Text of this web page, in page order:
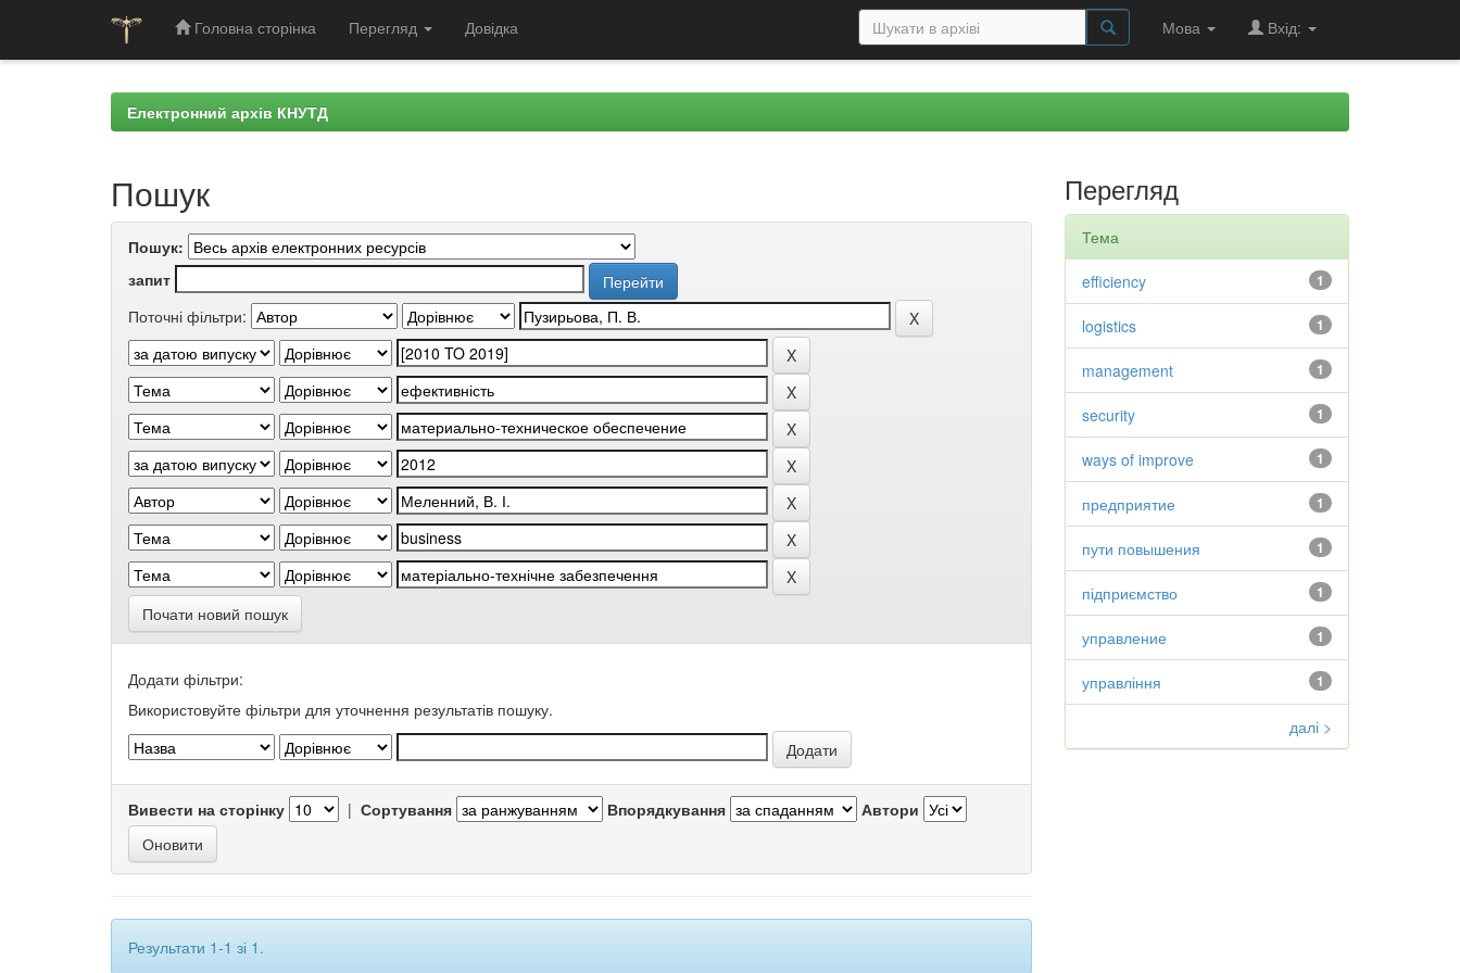
Головна сторінка Перегляд Довідка Мова Вхід:
Електронний архів КНУТД
Пошук
Пошук:
запит
Поточні фільтри:
Почати новий пошук
Додати фільтри:
Використовуйте фільтри для уточнення результатів пошуку.
Вивести на сторінку | Сортування Впорядкування Автори
Результати 1-1 зі 1.
Перегляд
Тема
1
efficiency
1
logistics
1
management
1
security
1
ways of improve
1
предприятие
1
пути повышения
1
підприємство
1
управление
1
управління
далі >